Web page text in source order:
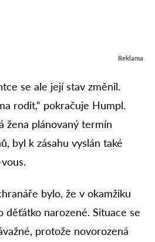
Reklama
se ale její stav změnil.
rodit,“ pokračuje Humpl.
žena plánovaný termín
byl k zásahu vyslán také
bylo, že v okamžiku
děťátko narozené. Situace se
protože novorozená